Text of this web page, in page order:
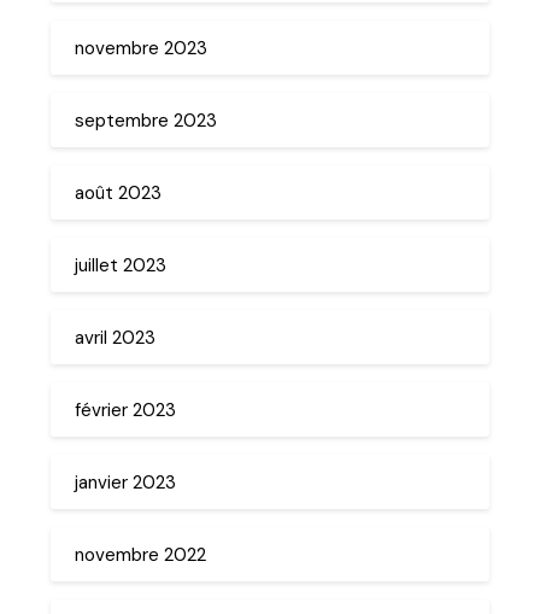
novembre 2023
septembre 2023
août 2023
juillet 2023
avril 2023
février 2023
janvier 2023
novembre 2022